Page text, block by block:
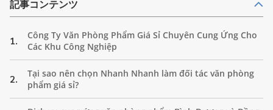
記事コンテンツ
1.
Công Ty Văn Phòng Phẩm Giá Sỉ Chuyên Cung Ứng Cho
Các Khu Công Nghiệp
2.
Tại sao nên chọn Nhanh Nhanh làm đối tác văn phòng
phẩm giá sỉ?